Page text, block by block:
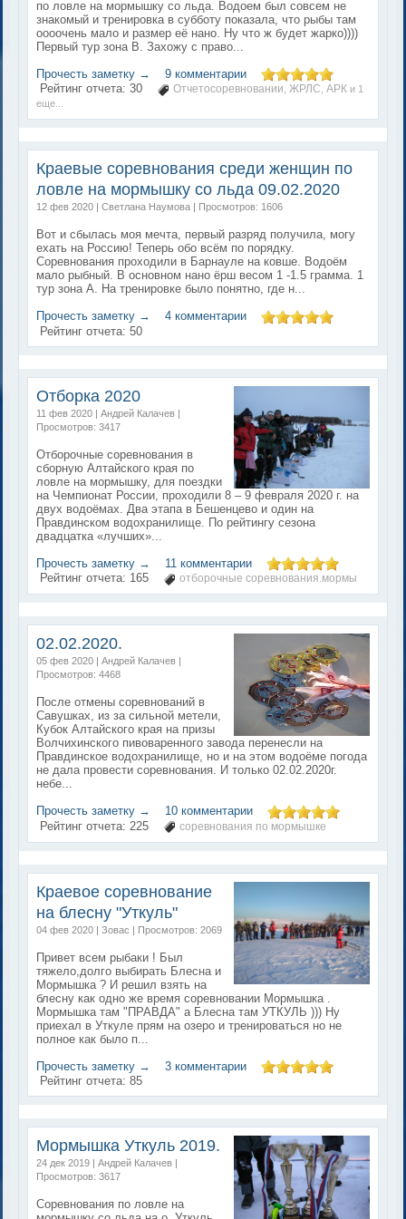
по ловле на мормышку со льда. Водоем был совсем не
знакомый и тренировка в субботу показала, что рыбы там
оооочень мало и размер её нано. Ну что ж будет жарко))))
Первый тур зона В. Захожу с право...
Прочесть заметку →
9 комментарии
Рейтинг отчета:30 Отчетосоревновании ЖРЛС ,АРК и 1
еще...
Краевые соревнования среди женщин по
ловле на мормышку со льда 09.02.2020
12 фев 2020 | Светлана Наумова | Просмотров: 1606
Вот и сбылась моя мечта, первый разряд получила, могу
ехать на Россию! Теперь обо всём по порядку.
Соревнования проходили в Барнауле на ковше. Водоём
мало рыбный. В основном нано ёрш весом 1 -1.5 грамма. 1
тур зона А. На тренировке было понятно, где н...
Прочесть заметку →
4 комментарии
Рейтинг отчета:50
Отборка 2020
11 фев 2020 | Андрей Калачев |
Просмотров: 3417
Отборочные соревнования в
сборную Алтайского края по
ловле на мормышку, для поездки
на Чемпионат России, проходили 8 – 9 февраля 2020 г. на
двух водоёмах. Два этапа в Бешенцево и один на
Правдинском водохранилище. По рейтингу сезона
двадцатка «лучших»...
Прочесть заметку →
11 комментарии
Рейтинг отчета: 165 отборочные соревнования.мормы
02.02.2020.
05 фев 2020 | Андрей Калачев |
Просмотров: 4468
После отмены соревнований в
Савушках, из за сильной метели,
Кубок Алтайского края на призы
Волчихинского пивоваренного завода перенесли на
Правдинское водохранилище, но и на этом водоёме погода
не дала провести соревнования. И только 02.02.2020г.
небе...
Прочесть заметку →
10 комментарии
Рейтинг отчета: 225 соревнования по мормышке
Краевое соревнование
на блесну "Уткуль"
04 фев 2020 | Зовас | Просмотров: 2069
Привет всем рыбаки ! Был
тяжело,долго выбирать Блесна и
Мормышка ? И решил взять на
блесну как одно же время соревновании Мормышка .
Мормышка там "ПРАВДА" а Блесна там УТКУЛЬ ))) Ну
приехал в Уткуле прям на озеро и тренироваться но не
полное как было п...
Прочесть заметку →
3 комментарии
Рейтинг отчета:85
Мормышка Уткуль 2019.
24 дек 2019 | Андрей Калачев |
Просмотров: 3617
Соревнования по ловле на